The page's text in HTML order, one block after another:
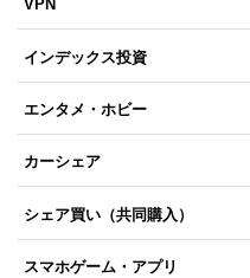
VPN
インデックス投資
エンタメ・ホビー
カーシェア
シェア買い（共同購入）
スマホゲーム・アプリ